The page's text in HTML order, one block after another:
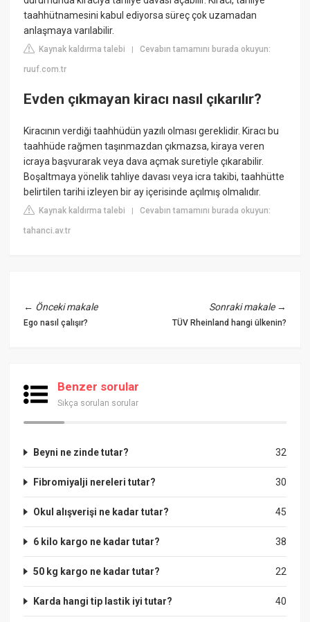
taahhütnamesini kabul ediyorsa süreç çok uzamadan
anlaşmaya varılabilir.
Kaynak kaldırma talebi |Cevabın tamamını burada okuyun:
ruuf.com.tr
Evden çıkmayan kiracı nasıl çıkarılır?
Kiracının verdiği taahhüdün yazılı olması gereklidir. Kiracı bu
taahhüde rağmen taşınmazdan çıkmazsa, kiraya veren
icraya başvurarak veya dava açmak suretiyle çıkarabilir.
Boşaltmaya yönelik tahliye davası veya icra takibi, taahhütte
belirtilen tarihi izleyen bir ay içerisinde açılmış olmalıdır.
Kaynak kaldırma talebi |Cevabın tamamını burada okuyun:
tahanci.av.tr
← Önceki makale
Ego nasıl çalışır?
Sonraki makale→
TÜV Rheinland hangi ülkenin?
Benzer sorular
Sıkça sorulan sorular
32
Beyni ne zinde tutar?
30
Fibromiyalji nereleri tutar?
45
Okul alışverişi ne kadar tutar?
38
6 kilo kargo ne kadar tutar?
22
50 kg kargo ne kadar tutar?
40
Karda hangi tip lastik iyi tutar?